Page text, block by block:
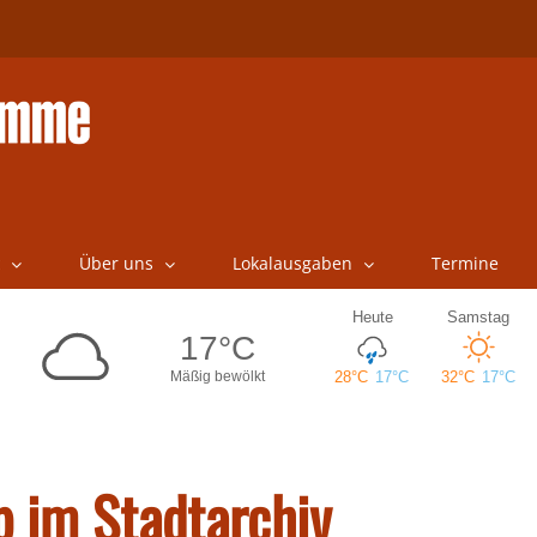
Über uns Lokalausgaben Termine
im Stadtarchiv